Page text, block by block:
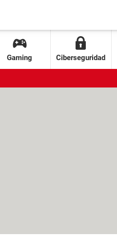
Gaming Ciberseguridad